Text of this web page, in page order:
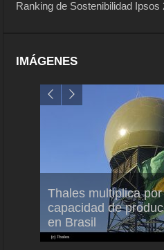
Ranking de Sostenibilidad Ipsos
IMÁGENES
Thales multiplica
capacidad de
en Brasil